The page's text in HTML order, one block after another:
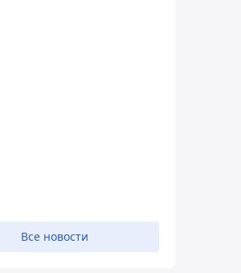
Все новости